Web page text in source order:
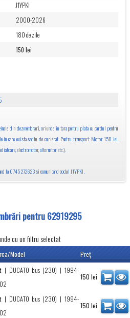
J1YPKI
2000-2026
180 de zile
150 lei
din dezmembrari, oriunde in tara pentru plata cu cardul pentru
in care exista sediu de curierat. Pentru transport Motor 150 lei,
electromotor, alternator etc.).
la 0745 272623 si comunicand codul J1YPKI.
pentru 62919295
cu un filtru selectat
Model Preţ
| DUCATO bus (230) | 1994-
150 lei
| DUCATO bus (230) | 1994-
150 lei